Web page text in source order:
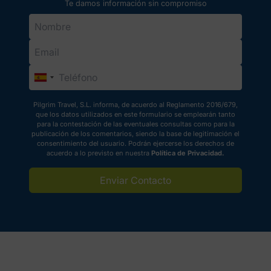
Te damos información sin compromiso
Pilgrim Travel, S.L. informa, de acuerdo al Reglamento 2016/679,
que los datos utilizados en este formulario se emplearán tanto
para la contestación de las eventuales consultas como para la
publicación de los comentarios, siendo la base de legitimación el
consentimiento del usuario. Podrán ejercerse los derechos de
acuerdo a lo previsto en nuestra Política de Privacidad.
Enviar Contacto